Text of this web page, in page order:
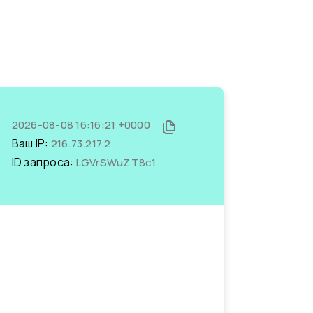
2026-08-08 16:16:21 +0000
Ваш IP: 216.73.217.2
ID запроса: LGVrSWuZT8c1